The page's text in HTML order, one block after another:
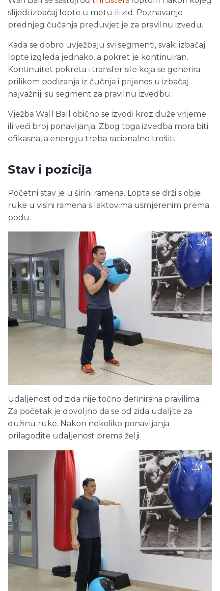
slijedi izbačaj lopte u metu ili zid. Poznavanje
prednjeg čučanja preduvjet je za pravilnu izvedu.
Kada se dobro uvježbaju svi segmenti, svaki izbačaj
lopte izgleda jednako, a pokret je kontinuiran.
Kontinuitet pokreta i transfer sile koja se generira
prilikom podizanja iz čučnja i prijenos u izbačaj
najvažniji su segment za pravilnu izvedbu.
Vježba Wall Ball obično se izvodi kroz duže vrijeme
ili veći broj ponavljanja. Zbog toga izvedba mora biti
efikasna, a energiju treba racionalno trošiti.
Stav i pozicija
Početni stav je u širini ramena. Lopta se drži s obje
ruke u visini ramena s laktovima usmjerenim prema
podu.
Udaljenost od zida nije točno definirana pravilima.
Za početak je dovoljno da se od zida udaljite za
dužinu ruke. Nakon nekoliko ponavljanja
prilagodite udaljenost prema želji.